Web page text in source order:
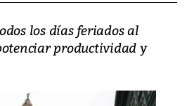
los días feriados al
productividad y